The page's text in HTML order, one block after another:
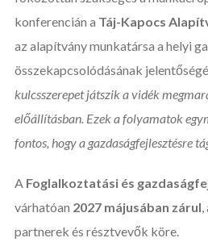
konferencián a Táj-Kapocs
az alapítvány munkatársa a helyi
összekapcsolódásának
kulcsszerepet játszik a vidék
előállításban. Ezek a folyamatok
fontos, hogy a gazdaságfejlesztésre
A Foglalkoztatási és
várhatóan 2027 májusában zárul
partnerek és résztvevők köre.